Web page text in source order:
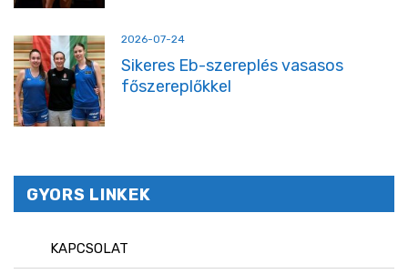
2026-07-24
Sikeres Eb-szereplés vasasos
főszereplőkkel
GYORS LINKEK
KAPCSOLAT